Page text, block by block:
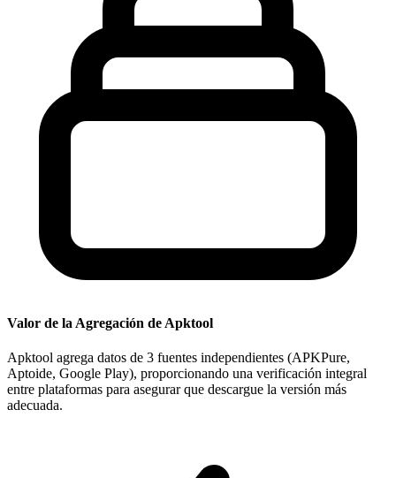
Valor de la Agregación de Apktool
Apktool agrega datos de 3 fuentes independientes (APKPure,
Aptoide, Google Play), proporcionando una verificación integral
entre plataformas para asegurar que descargue la versión más
adecuada.